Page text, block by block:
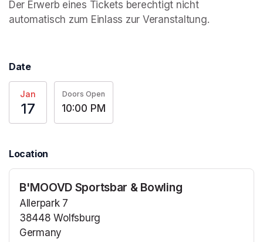
Der Erwerb eines Tickets berechtigt nicht
automatisch zum Einlass zur Veranstaltung.
Date
Jan
17
Doors Open
10:00 PM
Location
B'MOOVD Sportsbar & Bowling
Allerpark 7
38448 Wolfsburg
Germany